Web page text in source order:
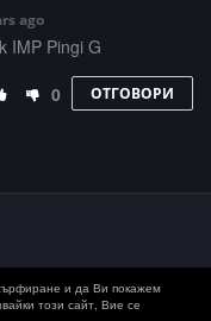
ago
IMP Pingi G
0 ОТГОВОРИ
и да Ви покажем
този сайт, Вие се